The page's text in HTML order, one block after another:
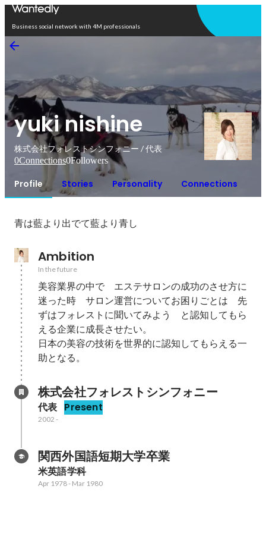
Business social network with 4M professionals
yuki nishine
株式会社フォレストシンフォニー / 代表
0Connections0Followers
Profile Stories Personality Connections
青は藍より出でて藍より青し
Ambition
In the future
美容業界の中で　エステサロンの成功のさせ方に
迷った時　サロン運営についてお困りごとは　先
ずはフォレストに聞いてみよう　と認知してもら
える企業に成長させたい。
日本の美容の技術を世界的に認知してもらえる一
助となる。
株式会社フォレストシンフォニー
代表 Present
2002 -
関西外国語短期大学卒業
米英語学科
Apr 1978- Mar 1980